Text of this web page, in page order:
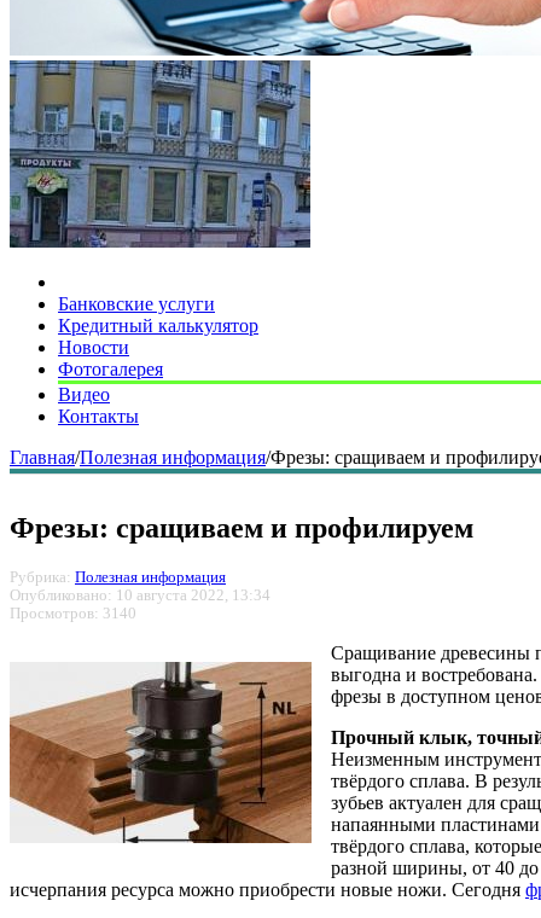
Банковские услуги
Кредитный калькулятор
Новости
Фотогалерея
Видео
Контакты
Главная/Полезная информация/Фрезы: сращиваем и
Фрезы: сращиваем и профилируем
Рубрика: Полезная информация
Опубликовано: 10 августа 2022, 13:34
Просмотров: 3140
Сращивание древесины
выгодна и
фрезы в доступном
Прочный клык,
Неизменным
твёрдого сплава. В
зубьев актуален для
напаянными
твёрдого сплава,
разной ширины, от 40
исчерпания ресурса можно приобрести новые ножи. Сегодня